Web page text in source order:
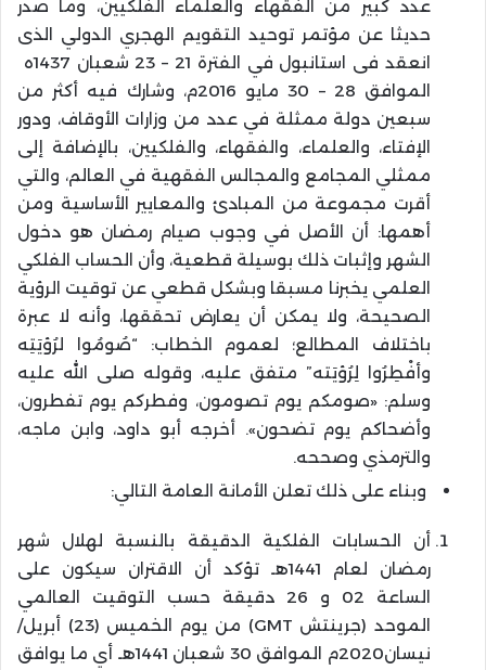
عدد كبير من الفقهاء والعلماء الفلكيين، وما صدر
حديثا عن مؤتمر توحيد التقويم الهجري الدولي الذى
انعقد فى استانبول في الفترة 21 – 23 شعبان 1437ه
الموافق 28 – 30 مايو 2016م، وشارك فيه أكثر من
سبعين دولة ممثلة في عدد من وزارات الأوقاف، ودور
الإفتاء، والعلماء، والفقهاء، والفلكيين، بالإضافة إلى
ممثلي المجامع والمجالس الفقهية في العالم، والتي
أقرت مجموعة من المبادئ والمعايير الأساسية ومن
أهمها: أن الأصل في وجوب صيام رمضان هو دخول
الشهر وإثبات ذلك بوسيلة قطعية، وأن الحساب الفلكي
العلمي يخبرنا مسبقا وبشكل قطعي عن توقيت الرؤية
الصحيحة، ولا يمكن أن يعارض تحققها، وأنه لا عبرة
باختلاف المطالع؛ لعموم الخطاب: “صُومُوا لرُؤيَتِه
وأفْطِرُوا لِرُؤيَته” متفق عليه، وقوله صلى الله عليه
وسلم: «صومكم يوم تصومون، وفطركم يوم تفطرون،
وأضحاكم يوم تضحون». أخرجه أبو داود، وابن ماجه،
والترمذي وصححه.
وبناء على ذلك تعلن الأمانة العامة التالي:
أن الحسابات الفلكية الدقيقة بالنسبة لهلال شهر
رمضان لعام 1441هـ تؤكد أن الاقتران سيكون على
الساعة 02 و 26 دقيقة حسب التوقيت العالمي
الموحد (جرينتش GMT) من يوم الخميس (23) أبريل/
نيسان2020م الموافق 30 شعبان 1441هـ أي ما يوافق